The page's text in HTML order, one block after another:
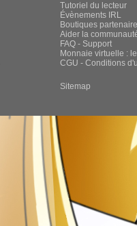
Tutoriel du lecteur
Évènements IRL
Boutiques
Aider la
FAQ - Support
Monnaie virtuelle :
CGU - Conditions
Sitemap